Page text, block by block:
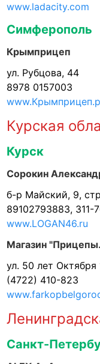
www.ladacity.com
Симферополь
Крымприцеп
ул. Рубцова, 44
8978 0157003
Курская
Курск
Сорокин
б-р Майский, 9,
89102793883, 311-
www.LOGAN46.ru
Магазин
ул. 50 лет
(4722) 410-823
Санкт-